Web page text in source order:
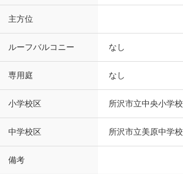
主方位
ルーフバルコニー なし
専用庭 なし
小学校区 所沢市立中央小学校
中学校区 所沢市立美原中学校
備考